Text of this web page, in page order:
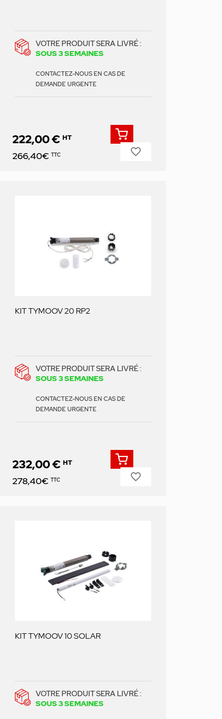
VOTRE PRODUIT SERA LIVRÉ :
SOUS 3 SEMAINES
CONTACTEZ-NOUS EN CAS DE
DEMANDE URGENTE
Prix
222,00 € HT
266,40€ TTC favorite_border
KIT TYMOOV 20 RP2
VOTRE PRODUIT SERA LIVRÉ :
SOUS 3 SEMAINES
CONTACTEZ-NOUS EN CAS DE
DEMANDE URGENTE
Prix
232,00 € HT
278,40€ TTC favorite_border
KIT TYMOOV 10 SOLAR
VOTRE PRODUIT SERA LIVRÉ :
SOUS 3 SEMAINES